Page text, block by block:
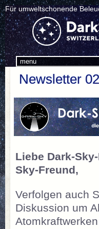
Für umweltschonende
menu
Newsletter
Liebe Dark-
Sky-Freund,
Verfolgen auch
Diskussion um